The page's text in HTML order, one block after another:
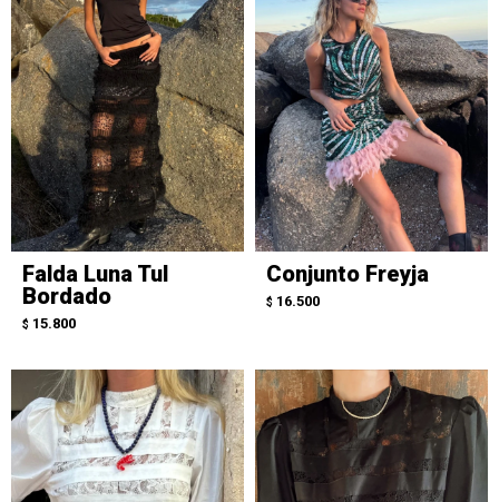
Falda Luna Tul
Bordado
$ 15.800
Conjunto Freyja
$ 16.500